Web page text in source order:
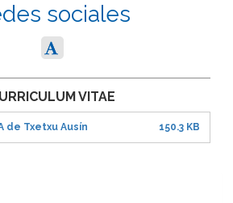
sociales
VITAE
de Txetxu Ausín 150.3 KB